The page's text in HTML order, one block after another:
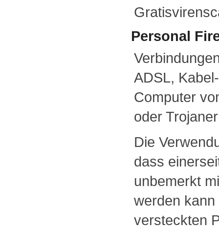
Personal
ADSL,
Computer
oder
Die
dass
unbemerkt
werden
versteckten